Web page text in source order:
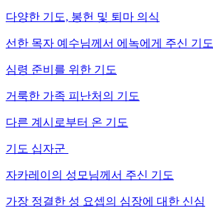
다양한 기도, 봉헌 및 퇴마 의식
선한 목자 예수님께서 에녹에게 주신 기도
심령 준비를 위한 기도
거룩한 가족 피난처의 기도
다른 계시로부터 온 기도
기도 십자군
자카레이의 성모님께서 주신 기도
가장 정결한 성 요셉의 심장에 대한 신심